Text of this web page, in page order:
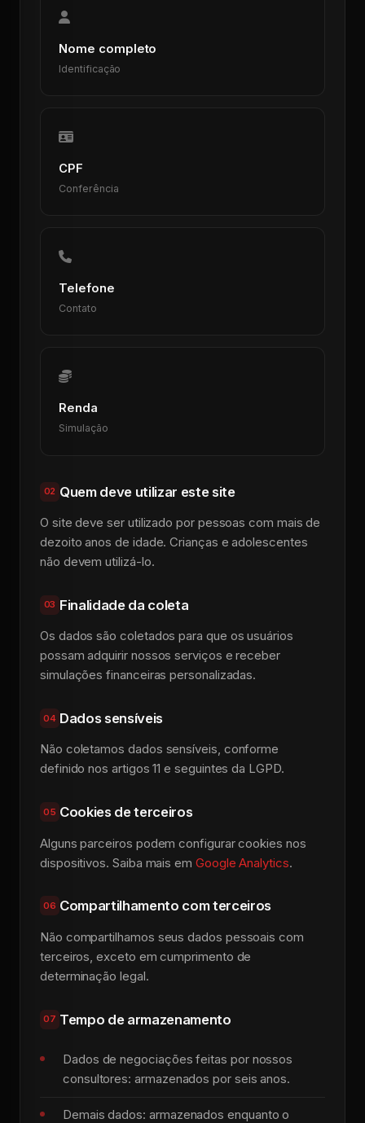
Nome completo
Identificação
CPF
Conferência
Telefone
Contato
Renda
Simulação
02 Quem deve utilizar este site
O site deve ser utilizado por pessoas com mais de
dezoito anos de idade. Crianças e adolescentes
não devem utilizá-lo.
03 Finalidade da coleta
Os dados são coletados para que os usuários
possam adquirir nossos serviços e receber
simulações financeiras personalizadas.
04 Dados sensíveis
Não coletamos dados sensíveis, conforme
definido nos artigos 11 e seguintes da LGPD.
05 Cookies de terceiros
Alguns parceiros podem configurar cookies nos
dispositivos. Saiba mais em Google Analytics.
06 Compartilhamento com terceiros
Não compartilhamos seus dados pessoais com
terceiros, exceto em cumprimento de
determinação legal.
07 Tempo de armazenamento
Dados de negociações feitas por nossos
consultores: armazenados por seis anos.
Demais dados: armazenados enquanto o